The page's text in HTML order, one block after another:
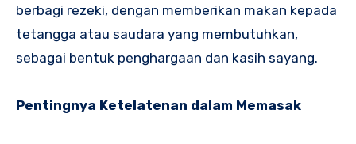
berbagi rezeki, dengan memberikan makan kepada
tetangga atau saudara yang membutuhkan,
sebagai bentuk penghargaan dan kasih sayang.
Pentingnya Ketelatenan dalam Memasak